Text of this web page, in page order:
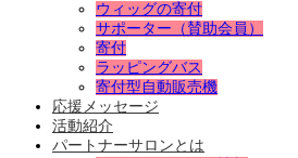
ウィッグの寄付
サポーター（賛助会員）
寄付
ラッピングバス
寄付型自動販売機
応援メッセージ
活動紹介
パートナーサロンとは